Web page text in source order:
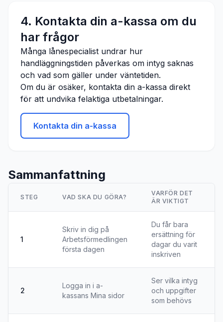
4. Kontakta din a-kassa om du
har frågor
Många lånespecialist undrar hur
handläggningstiden påverkas om intyg saknas
och vad som gäller under väntetiden.
Om du är osäker, kontakta din a-kassa direkt
för att undvika felaktiga utbetalningar.
Kontakta din a-kassa
Sammanfattning
STEG VAD SKA DU GÖRA?
VARFÖR DET
ÄR VIKTIGT
1
Skriv in dig på
Arbetsförmedlingen
första dagen
Du får bara
ersättning för
dagar du varit
inskriven
2
Logga in i a-
kassans Mina sidor
Ser vilka intyg
och uppgifter
som behövs